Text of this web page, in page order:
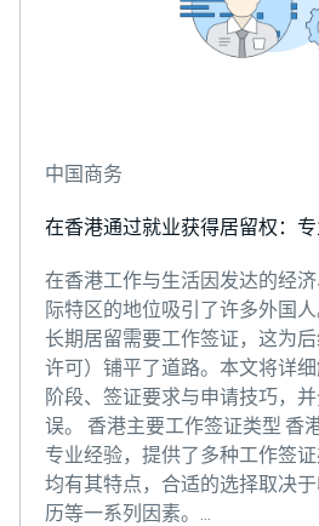
中国商务
在香港通过就业获得居留权：
在香港工作与生活因发达的经
际特区的地位吸引了许多外国
长期居留需要工作签证，这为
许可）铺平了道路。本文将详
阶段、签证要求与申请技巧，
误。 香港主要工作签证类型 香
专业经验，提供了多种工作签
均有其特点，合适的选择取决
历等一系列因素。...